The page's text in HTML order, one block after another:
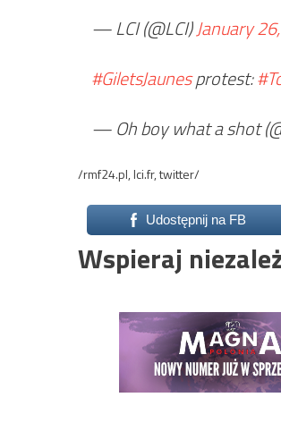
— LCI (@LCI)January
#GiletsJaunesprotest:
— Oh boy what a shot
/rmf24.pl, lci.fr, twitter/
Udostępnij na FB
Wspieraj